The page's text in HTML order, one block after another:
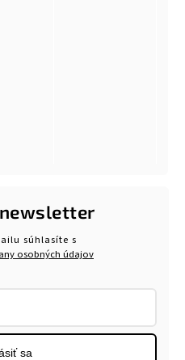
súhlasíte s
osobných údajov
sa